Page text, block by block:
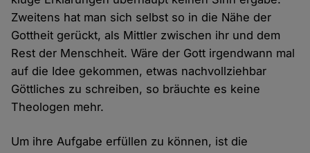
Zweitens hat man sich selbst so in die Nähe der
Gottheit gerückt, als Mittler zwischen ihr und dem
Rest der Menschheit. Wäre der Gott irgendwann mal
auf die Idee gekommen, etwas nachvollziehbar
Göttliches zu schreiben, so bräuchte es keine
Theologen mehr.
Um ihre Aufgabe erfüllen zu können, ist die